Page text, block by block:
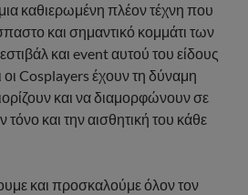
καθιερωμένη πλέον τέχνη που
και σημαντικό κομμάτι των
και event αυτού του είδους
οι Cosplayers έχουν τη δύναμη
και να διαμορφώνουν σε
και την αισθητική του κάθε
και προσκαλούμε όλον τον